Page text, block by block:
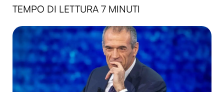
TEMPO DI LETTURA 7 MINUTI